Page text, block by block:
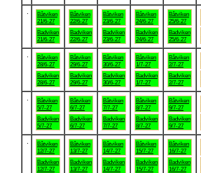
Båtviken
21/6-27
Badviken
21/6-27
Båtviken
22/6-27
Badviken
22/6-27
Båtviken
23/6-27
Badviken
23/6-27
Båtviken
24/6-27
Badviken
24/6-27
Båtviken
25/6-27
Badviken
25/6-27
Båtviken
28/6-27
Badviken
28/6-27
Båtviken
29/6-27
Badviken
29/6-27
Båtviken
30/6-27
Badviken
30/6-27
Båtviken
1/7-27
Badviken
1/7-27
Båtviken
2/7-27
Badviken
2/7-27
Båtviken
5/7-27
Badviken
5/7-27
Båtviken
6/7-27
Badviken
6/7-27
Båtviken
7/7-27
Badviken
7/7-27
Båtviken
8/7-27
Badviken
8/7-27
Båtviken
9/7-27
Badviken
9/7-27
Båtviken
12/7-27
Badviken
12/7-27
Båtviken
13/7-27
Badviken
13/7-27
Båtviken
14/7-27
Badviken
14/7-27
Båtviken
15/7-27
Badviken
15/7-27
Båtviken
16/7-27
Badviken
16/7-27